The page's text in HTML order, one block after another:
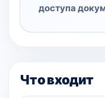
доступа
Что входит